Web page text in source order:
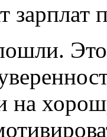
зарплат
Это
на